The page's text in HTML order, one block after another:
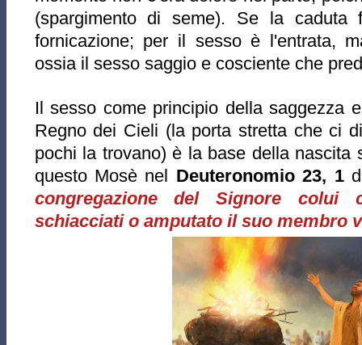
(spargimento di seme). Se la
fornicazione; per il sesso è l'entrata,
ossia il sesso saggio e cosciente che
Il sesso come principio della saggezza
Regno dei Cieli (la porta stretta che ci
pochi la trovano) è la base della nascita
questo Mosè nel Deuteronomio 23, 1
congregazione del Signore
schiacciati o amputato il suo membro